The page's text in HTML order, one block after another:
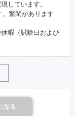
しています。
。繁閑があります
暇（試験日および
なる